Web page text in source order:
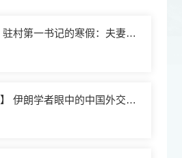
【上游新闻】 驻村第一书记的寒假：夫妻俩为山里的孩...
【中国新闻社】 伊朗学者眼中的中国外交智慧